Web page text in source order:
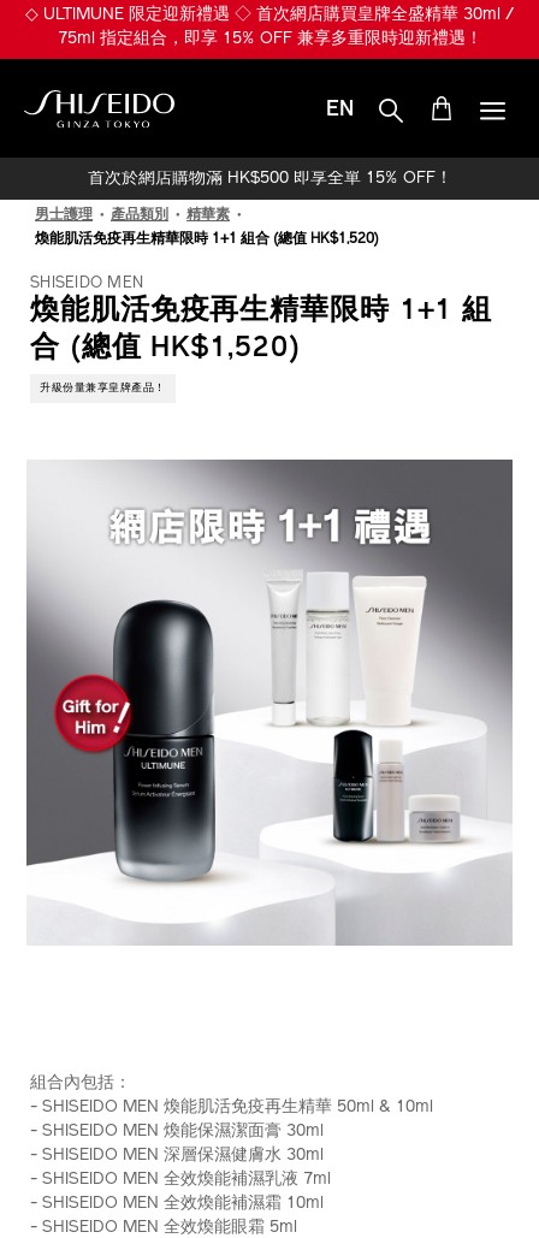
◇ ULTIMUNE 限定迎新禮遇 ◇ 首次網店購買皇牌全盛精華 30ml /
75ml 指定組合，即享 15% OFF 兼享多重限時迎新禮遇！
EN
首次於網店購物滿 HK$500 即享全單 15% OFF！
男士護理 產品類別
精華素
煥能肌活免疫再生精華限時 1+1 組合 (總值 HK$1,520)
SHISEIDO MEN
煥能肌活免疫再生精華限時 1+1 組
合 (總值 HK$1,520)
升級份量兼享皇牌產品！
1%2B1-
%E7%B5%84%E5%90%88-
%28%E7%B8%BD%E5%80%BC-
hk%241%2C520%29-
Z12171_hk.html
編
號：
Z12171_hk
組合內包括：
- SHISEIDO MEN 煥能肌活免疫再生精華 50ml & 10ml
- SHISEIDO MEN 煥能保濕潔面膏 30ml
- SHISEIDO MEN 深層保濕健膚水 30ml
- SHISEIDO MEN 全效煥能補濕乳液 7ml
- SHISEIDO MEN 全效煥能補濕霜 10ml
- SHISEIDO MEN 全效煥能眼霜 5ml